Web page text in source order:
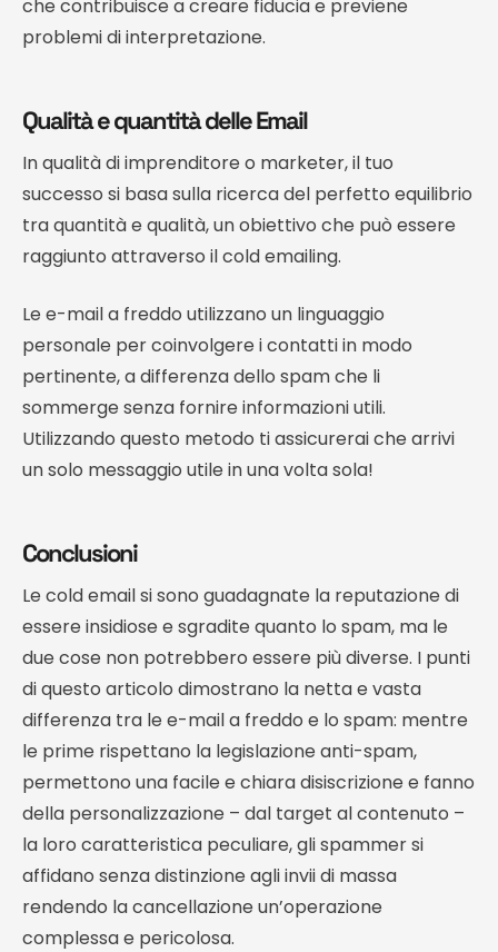
che contribuisce a creare fiducia e previene
problemi di interpretazione.
Qualità e quantità delle Email
In qualità di imprenditore o marketer, il tuo
successo si basa sulla ricerca del perfetto equilibrio
tra quantità e qualità, un obiettivo che può essere
raggiunto attraverso il cold emailing.
Le e-mail a freddo utilizzano un linguaggio
personale per coinvolgere i contatti in modo
pertinente, a differenza dello spam che li
sommerge senza fornire informazioni utili.
Utilizzando questo metodo ti assicurerai che arrivi
un solo messaggio utile in una volta sola!
Conclusioni
Le cold email si sono guadagnate la reputazione di
essere insidiose e sgradite quanto lo spam, ma le
due cose non potrebbero essere più diverse. I punti
di questo articolo dimostrano la netta e vasta
differenza tra le e-mail a freddo e lo spam: mentre
le prime rispettano la legislazione anti-spam,
permettono una facile e chiara disiscrizione e fanno
della personalizzazione – dal target al contenuto –
la loro caratteristica peculiare, gli spammer si
affidano senza distinzione agli invii di massa
rendendo la cancellazione un’operazione
complessa e pericolosa.